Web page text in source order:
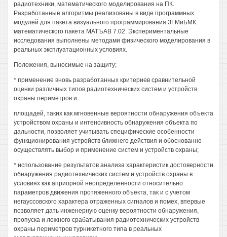
радиотехники, математического моделирования на ПК.
Разработанные алгоритмы реализованы в виде программных
модулей для пакета визуального программирования ЗГМиЬМК.
математического пакета МАТЪАВ 7.02. Экспериментальные
исследования выполнены методами физического моделирования в
реальных эксплуатационных условиях.
Положения, выносимые на защиту;
* применение вновь разработанных критериев сравнительной
оценки различных типов радиотехнических систем и устройств
охраны периметров и
площадей, таких как мгновенные вероятности обнаружения объекта
устройством охраны и интенсивность обнаружения объекта по
дальности, позволяет учитывать специфические особенности
функционирования устройств ближнего действия и обоснованно
осуществлять выбор и применение систем и устройств охраны;
* использование результатов анализа характеристик достоверности
обнаружения радиотехнических систем и устройств охраны в
условиях как априорной неопределенности относительно
параметров движения протяженного объекта, так и с учетом
негауссовского характера отраженных сигналов и помех, впервые
позволяет дать инженерную оценку вероятности обнаружения,
пропуска и ложного срабатывания радиотехнических устройств
охраны периметров турникетного типа в реальных